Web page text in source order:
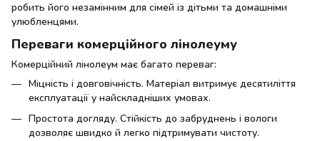
робить його незамінним для сімей із дітьми та домашніми
улюбленцями.
Переваги комерційного лінолеуму
Комерційний лінолеум має багато переваг:
Міцність і довговічність. Матеріал витримує десятиліття
експлуатації у найскладніших умовах.
Простота догляду. Стійкість до забруднень і вологи
дозволяє швидко й легко підтримувати чистоту.